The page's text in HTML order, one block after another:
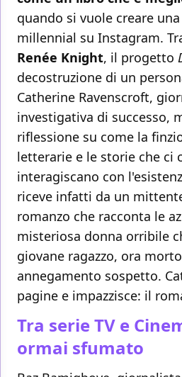
quando si vuole creare
millennial su Instagram.
Renée Knight, il progetto
decostruzione di un
Catherine Ravenscroft,
investigativa di successo,
riflessione su come la
letterarie e le storie che ci
interagiscano con
riceve infatti da un
romanzo che racconta le
misteriosa donna orribile
giovane ragazzo, ora
annegamento sospetto.
pagine e impazzisce: il
Tra serie TV e
ormai sfumato